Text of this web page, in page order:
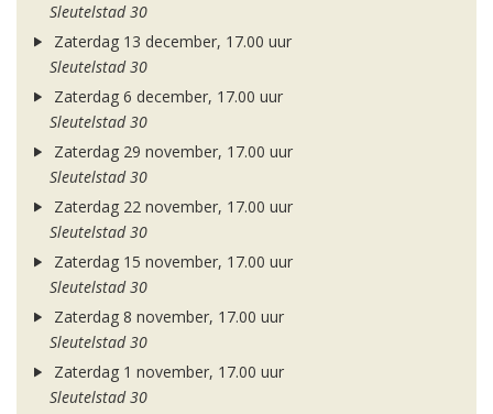
Sleutelstad 30
Zaterdag 13 december, 17.00 uur
Sleutelstad 30
Zaterdag 6 december, 17.00 uur
Sleutelstad 30
Zaterdag 29 november, 17.00 uur
Sleutelstad 30
Zaterdag 22 november, 17.00 uur
Sleutelstad 30
Zaterdag 15 november, 17.00 uur
Sleutelstad 30
Zaterdag 8 november, 17.00 uur
Sleutelstad 30
Zaterdag 1 november, 17.00 uur
Sleutelstad 30